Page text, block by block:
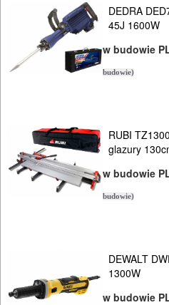
PNEUMATYCZNE
AKCESORIA
KOMPRESORY
SPAWALNICTWO
URZĄDZENIA
ROZRUCHOWE
AGREGATY
DEDRA
45J 1600W
w budowie
budowie)
RUBI
glazury
w budowie
budowie)
DEWALT
1300W
w budowie